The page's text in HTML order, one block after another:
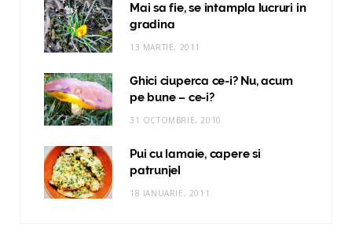
Mai sa fie, se intampla lucruri in
gradina
13 MARTIE, 2011
Ghici ciuperca ce-i? Nu, acum
pe bune – ce-i?
31 OCTOMBRIE, 2010
Pui cu lamaie, capere si
patrunjel
18 IANUARIE, 2011